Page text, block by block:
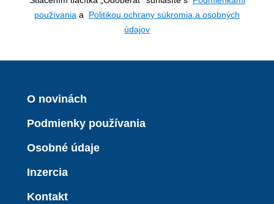
používania a Politikou ochrany súkromia a osobných
údajov
O novinách
Podmienky používania
Osobné údaje
Inzercia
Kontakt